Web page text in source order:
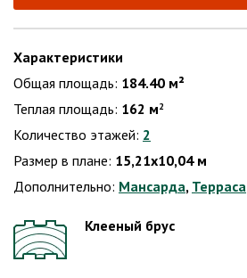
Характеристики
Общая площадь: 184.40 м²
Теплая площадь: 162 м2
Количество этажей: 2
Размер в плане: 15,21х10,04 м
Дополнительно: Мансарда, Терраса
Клееный брус